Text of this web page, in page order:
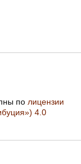
по лицензии
4.0